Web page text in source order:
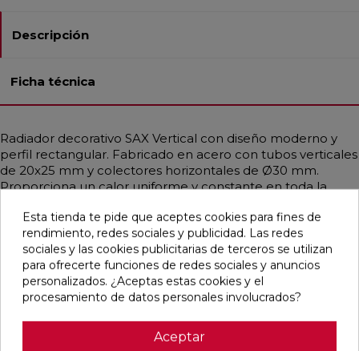
Descripción
Ficha técnica
Radiador decorativo SAX Vertical con diseño moderno y
perfil rectangular. Fabricado en acero con tubos verticales
de 20x25 mm y colectores horizontales de Ø30 mm.
Proporciona un calor uniforme y constante en toda la
bombas de calor o calderas de condensación. Disponible
en diferentes medidas, con potencias térmicas desde 109
hasta 3272 W. Incluye purgador, tapón ciego y soportes en
el mismo color del radiador. Acabados de alta gama
disponibles, incluyendo RAL personalizados. Compatible
con varias configuraciones de conexión hidráulica.
Esta tienda te pide que aceptes cookies para fines de
rendimiento, redes sociales y publicidad. Las redes
sociales y las cookies publicitarias de terceros se utilizan
para ofrecerte funciones de redes sociales y anuncios
personalizados. ¿Aceptas estas cookies y el
procesamiento de datos personales involucrados?
Aceptar